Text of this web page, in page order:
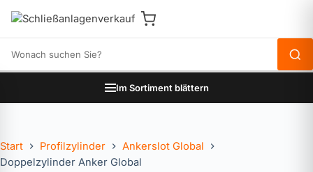
Im Sortiment blättern
Start Profilzylinder
Ankerslot Global
Doppelzylinder Anker Global